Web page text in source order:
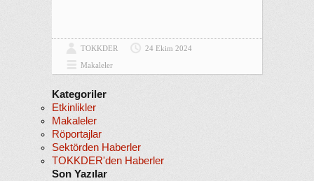
TOKKDER
24 Ekim 2024
Makaleler
Kategoriler
Etkinlikler
Makaleler
Röportajlar
Sektörden Haberler
TOKKDER'den Haberler
Son Yazılar